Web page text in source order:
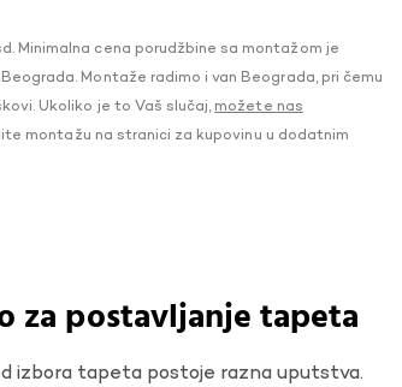
Minimalna cena porudžbine sa montažom je
Montaže radimo i van Beograda, pri čemu
Ukoliko je to Vaš slučaj, možete nas
montažu na stranici za kupovinu u dodatnim
za postavljanje tapeta
izbora tapeta postoje razna uputstva.